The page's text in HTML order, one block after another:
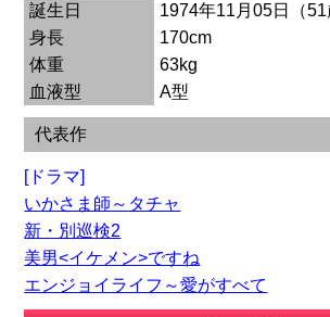
誕生日
1974年11月05日（51
身長
170cm
体重
63kg
血液型
A型
代表作
[ドラマ]
いかさま師～タチャ
新・別巡検2
美男<イケメン>ですね
エンジョイライフ～愛がすべて